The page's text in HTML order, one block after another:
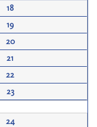
18
19
20
21
22
23
24